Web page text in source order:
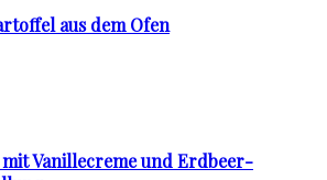
aus dem Ofen
Vanillecreme und Erdbeer-